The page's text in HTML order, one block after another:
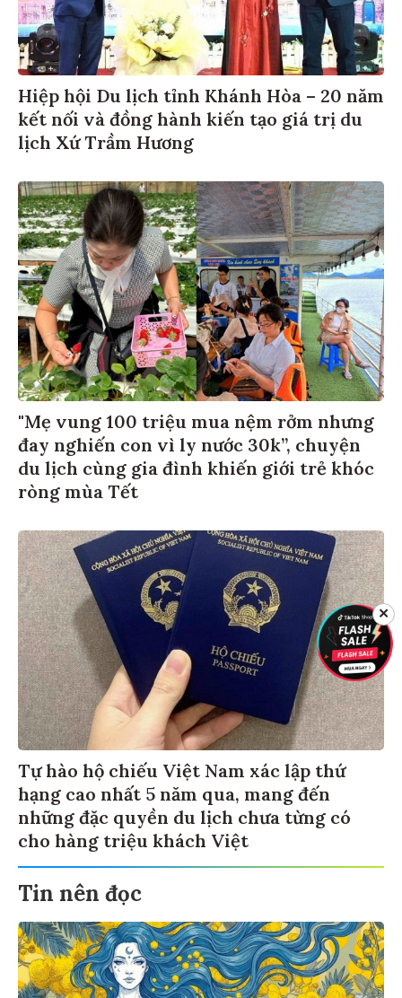
Hiệp hội Du lịch tỉnh Khánh Hòa – 20 năm
kết nối và đồng hành kiến tạo giá trị du
lịch Xứ Trầm Hương
"Mẹ vung 100 triệu mua nệm rởm nhưng
đay nghiến con vì ly nước 30k”, chuyện
du lịch cùng gia đình khiến giới trẻ khóc
ròng mùa Tết
Tự hào hộ chiếu Việt Nam xác lập thứ
hạng cao nhất 5 năm qua, mang đến
những đặc quyền du lịch chưa từng có
cho hàng triệu khách Việt
Tin nên đọc
✕